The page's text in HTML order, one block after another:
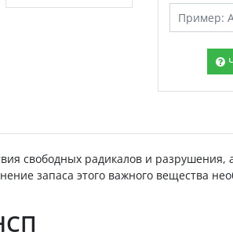
свободных радикалов и разрушения,
запаса этого важного вещества